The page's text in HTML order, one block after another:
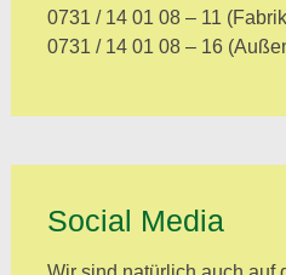
0731 / 14 01 08 – 11
0731 / 14 01 08 – 16
Social Media